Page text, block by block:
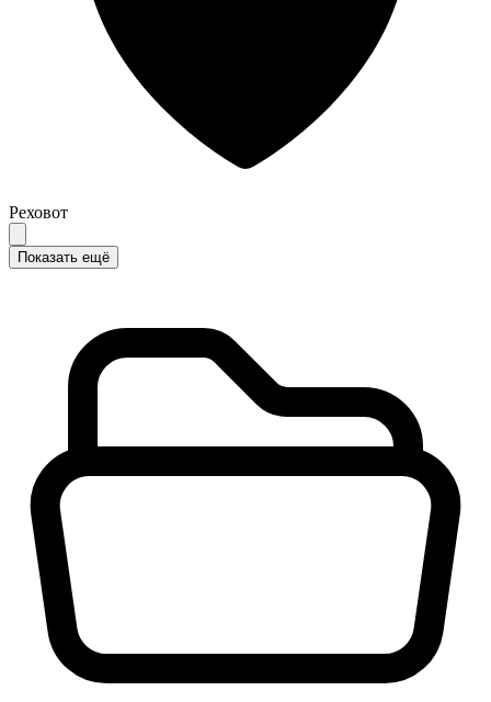
Реховот
Показать ещё